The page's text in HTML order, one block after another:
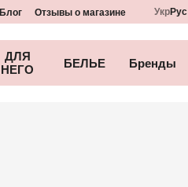
Блог Отзывы о магазине УкрРус
ДЛЯ
НЕГО
БЕЛЬЕ Бренды